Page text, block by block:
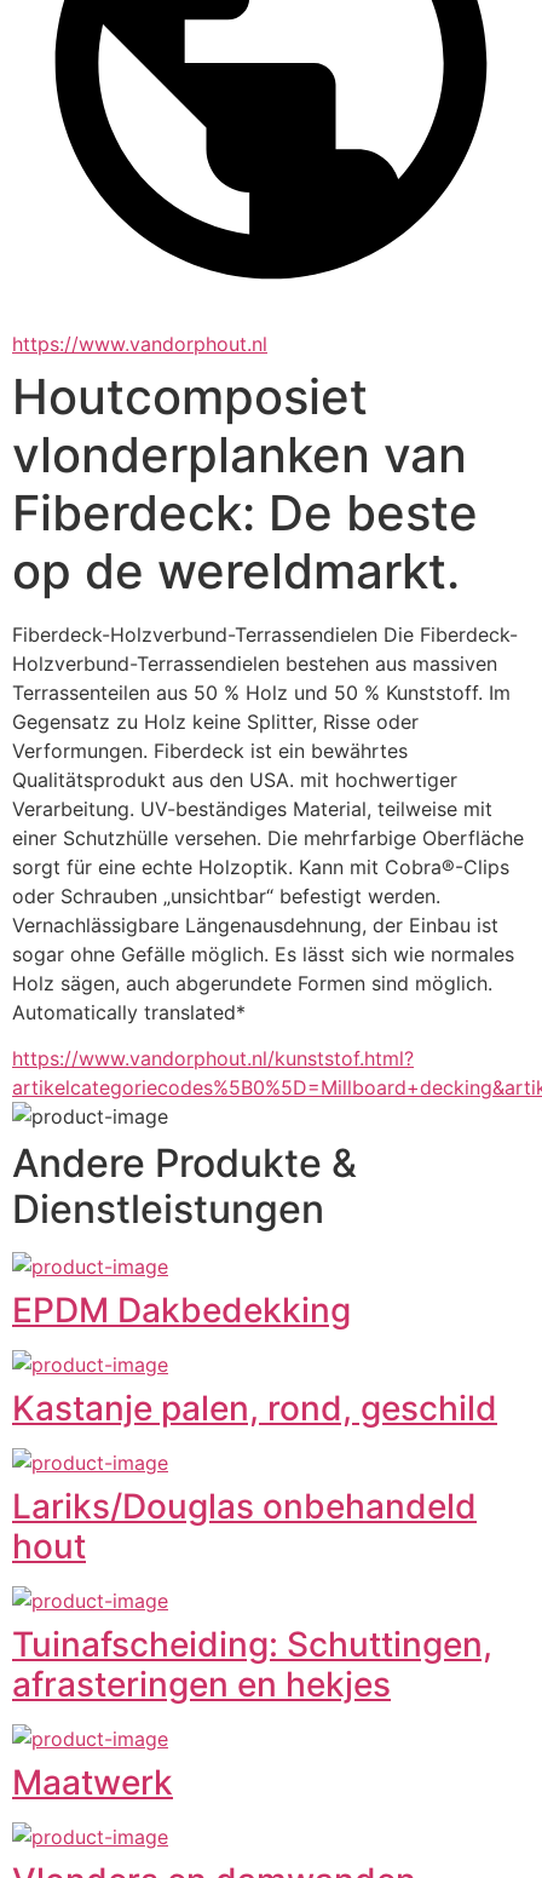
https://www.vandorphout.nl
Houtcomposiet
vlonderplanken van
Fiberdeck: De beste
op de wereldmarkt.
Fiberdeck-Holzverbund-Terrassendielen Die Fiberdeck-
Holzverbund-Terrassendielen bestehen aus massiven
Terrassenteilen aus 50 % Holz und 50 % Kunststoff. Im
Gegensatz zu Holz keine Splitter, Risse oder
Verformungen. Fiberdeck ist ein bewährtes
Qualitätsprodukt aus den USA. mit hochwertiger
Verarbeitung. UV-beständiges Material, teilweise mit
einer Schutzhülle versehen. Die mehrfarbige Oberfläche
sorgt für eine echte Holzoptik. Kann mit Cobra®-Clips
oder Schrauben „unsichtbar“ befestigt werden.
Vernachlässigbare Längenausdehnung, der Einbau ist
sogar ohne Gefälle möglich. Es lässt sich wie normales
Holz sägen, auch abgerundete Formen sind möglich.
Automatically translated*
https://www.vandorphout.nl/kunststof.html?
Andere Produkte &
Dienstleistungen
EPDM Dakbedekking
Kastanje palen, rond, geschild
Lariks/Douglas onbehandeld
hout
Tuinafscheiding: Schuttingen,
afrasteringen en hekjes
Maatwerk